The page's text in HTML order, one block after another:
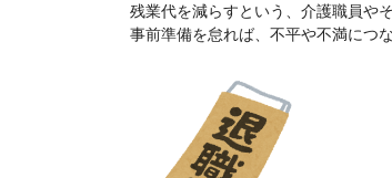
残業代を減らすという、介護職員や
事前準備を怠れば、不平や不満につ